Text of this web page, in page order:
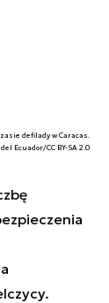
defilady w Caracas.
Ecuador/CC BY-SA 2.0